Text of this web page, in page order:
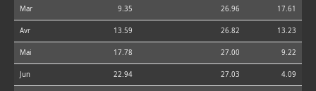
Mar 9.35 26.96 17.61
Avr 13.59 26.82 13.23
Mai 17.78 27.00 9.22
Jun 22.94 27.03 4.09